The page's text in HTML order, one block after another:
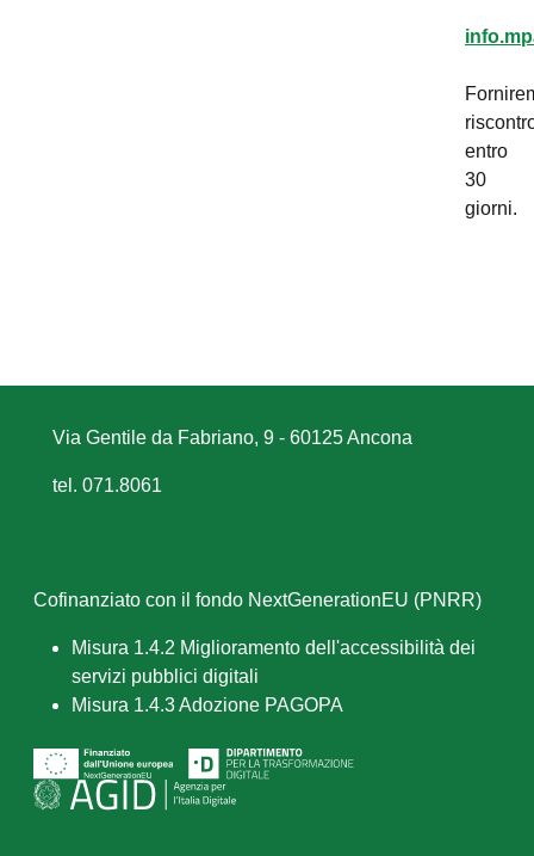
entro
30
giorni.
Via Gentile da Fabriano, 9 - 60125 Ancona
tel. 071.8061
Cofinanziato con il fondo NextGenerationEU (PNRR)
Misura 1.4.2 Miglioramento dell'accessibilità dei
servizi pubblici digitali
Misura 1.4.3 Adozione PAGOPA